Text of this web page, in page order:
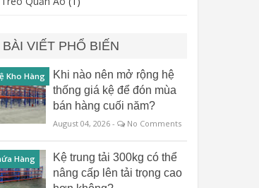
BÀI VIẾT PHỔ BIẾN
Kho Hàng
Khi nào nên mở rộng hệ
thống giá kệ để đón mùa
bán hàng cuối năm?
August 04, 2026 - No Comments
Hàng
Kệ trung tải 300kg có thể
nâng cấp lên tải trọng cao